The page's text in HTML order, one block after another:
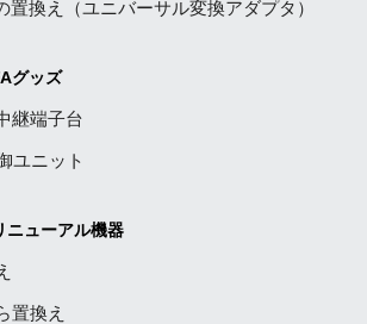
置換え（ユニバーサル変換アダプタ）
グッズ
継端子台
ユニット
ニューアル機器
置換え